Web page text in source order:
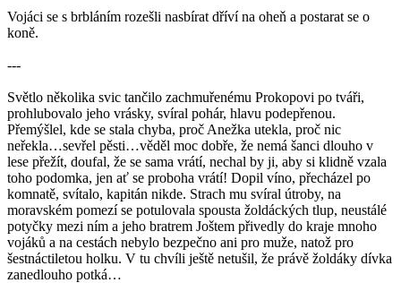
Vojáci se s brbláním rozešli nasbírat dříví na oheň a postarat se o
koně.
---
Světlo několika svic tančilo zachmuřenému Prokopovi po tváři,
prohlubovalo jeho vrásky, svíral pohár, hlavu podepřenou.
Přemýšlel, kde se stala chyba, proč Anežka utekla, proč nic
neřekla…sevřel pěsti…věděl moc dobře, že nemá šanci dlouho v
lese přežít, doufal, že se sama vrátí, nechal by ji, aby si klidně vzala
toho podomka, jen ať se proboha vrátí! Dopil víno, přecházel po
komnatě, svítalo, kapitán nikde. Strach mu svíral útroby, na
moravském pomezí se potulovala spousta žoldáckých tlup, neustálé
potyčky mezi ním a jeho bratrem Joštem přivedly do kraje mnoho
vojáků a na cestách nebylo bezpečno ani pro muže, natož pro
šestnáctiletou holku. V tu chvíli ještě netušil, že právě žoldáky dívka
zanedlouho potká…